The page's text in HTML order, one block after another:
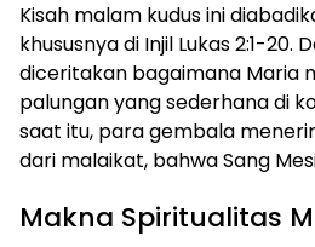
Kisah malam kudus ini
khususnya di Injil Lukas 2:1-20.
diceritakan bagaimana Maria
palungan yang sederhana di
saat itu, para gembala
dari malaikat, bahwa Sang
Makna Spiritualitas